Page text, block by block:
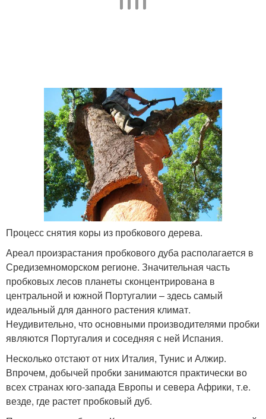
Процесс снятия коры из пробкового дерева.
Ареал произрастания пробкового дуба располагается в
Средиземноморском регионе. Значительная часть
пробковых лесов планеты сконцентрирована в
центральной и южной Португалии – здесь самый
идеальный для данного растения климат.
Неудивительно, что основными производителями пробки
являются Португалия и соседняя с ней Испания.
Несколько отстают от них Италия, Тунис и Алжир.
Впрочем, добычей пробки занимаются практически во
всех странах юго-запада Европы и севера Африки, т.е.
везде, где растет пробковый дуб.